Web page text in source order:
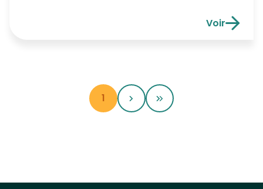
conteneur maritime à l’arrière de l’habitation
Particularités du projet (écarts au GuideVoir
Avis
Afficher la page
1 Page suivanteDernière page